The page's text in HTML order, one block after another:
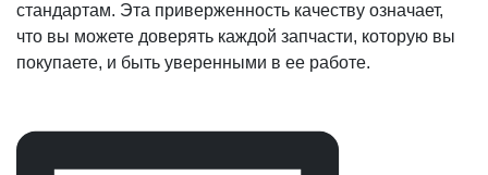
стандартам. Эта приверженность качеству означает,
что вы можете доверять каждой запчасти, которую вы
покупаете, и быть уверенными в ее работе.